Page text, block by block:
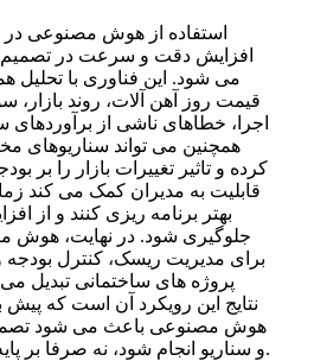
استفاده از هوش مصنوعی در
افزایش دقت و سرعت در تصمیم
می شود. این فناوری با تحلیل
قیمت روز آهن آلات، روند بازار،
اجرا، خطاهای ناشی از
همچنین می تواند سناریوهای
کرده و تاثیر تغییرات بازار را بر
قابلیت به مدیران کمک می کند
بهتر برنامه ریزی کنند و از
جلوگیری شود. در نهایت، هوش
برای مدیریت ریسک، کنترل بودجه
پروژه های ساختمانی تبدیل
نتایج این رویکرد آن است که پیش‌
هوش مصنوعی باعث می شود
و سناریو انجام شود، نه صرفا بر پایه حدس یا تجربه محدود.